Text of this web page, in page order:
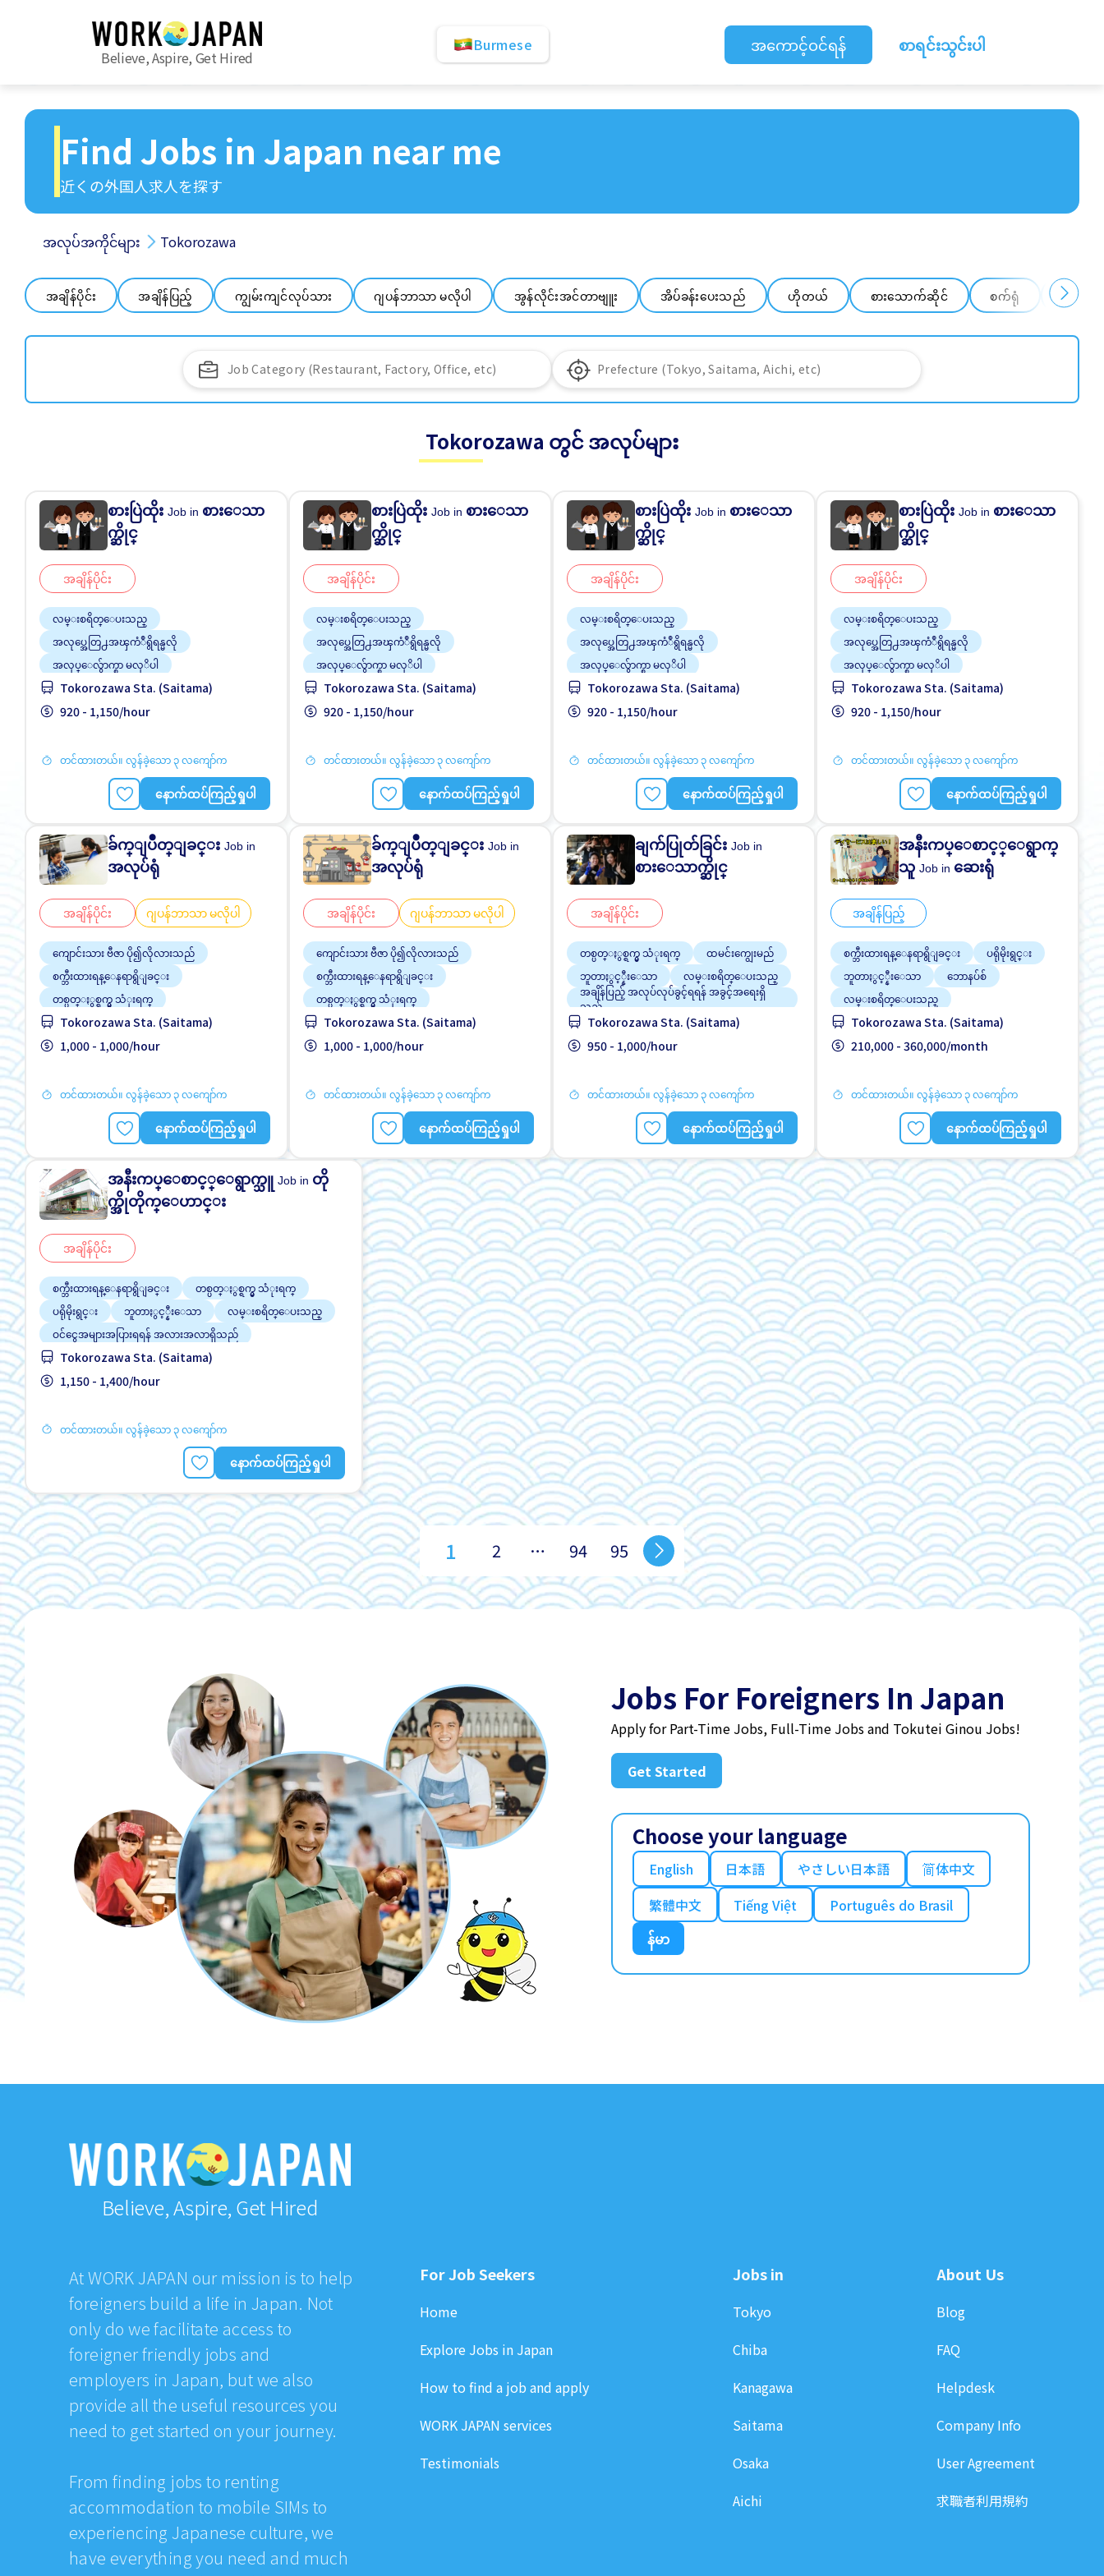
Believe, Aspire, Get Hired
Burmese အကောင့်ဝင်ရန် စာရင်းသွင်းပါ
Find Jobs in Japan near me
近くの外国人求人を探す
အလုပ်အကိုင်များ Tokorozawa
အချိန်ပိုင်း အချိန်ပြည့် ကျွမ်းကျင်လုပ်သား ဂျပန်ဘာသာ မလိုပါ အွန်လိုင်းအင်တာဗျူး အိပ်ခန်းပေးသည် ဟိုတယ် စားသောက်ဆိုင် စက်ရုံ ဂိုဒေါင်
Tokorozawa တွင် အလုပ်များ
စားပြဲထိုးJob in စားေသာ
က္ဆိုင္
အချိန်ပိုင်း
လမ္းစရိတ္ေပးသည္
အလုပ္အေတြ႕အၾကံဳရွိရန္မလို
အလုပ္ေလွ်ာက္စာ မလုိပါ
အခ်ိန္ပိုနည္းေသာ
ျမွင့္တင္သည္
Tokorozawa Sta. (Saitama)
920 - 1,150/hour
တင်ထားတယ်။ လွန်ခဲ့သော ၃ လကျော်က
နောက်ထပ်ကြည့်ရှုပါ
စားပြဲထိုးJob in စားေသာ
က္ဆိုင္
အချိန်ပိုင်း
လမ္းစရိတ္ေပးသည္
အလုပ္အေတြ႕အၾကံဳရွိရန္မလို
အလုပ္ေလွ်ာက္စာ မလုိပါ
အခ်ိန္ပိုနည္းေသာ
ျမွင့္တင္သည္
Tokorozawa Sta. (Saitama)
920 - 1,150/hour
တင်ထားတယ်။ လွန်ခဲ့သော ၃ လကျော်က
နောက်ထပ်ကြည့်ရှုပါ
စားပြဲထိုးJob in စားေသာ
က္ဆိုင္
အချိန်ပိုင်း
လမ္းစရိတ္ေပးသည္
အလုပ္အေတြ႕အၾကံဳရွိရန္မလို
အလုပ္ေလွ်ာက္စာ မလုိပါ
အခ်ိန္ပိုနည္းေသာ
ျမွင့္တင္သည္
Tokorozawa Sta. (Saitama)
920 - 1,150/hour
တင်ထားတယ်။ လွန်ခဲ့သော ၃ လကျော်က
နောက်ထပ်ကြည့်ရှုပါ
စားပြဲထိုးJob in စားေသာ
က္ဆိုင္
အချိန်ပိုင်း
လမ္းစရိတ္ေပးသည္
အလုပ္အေတြ႕အၾကံဳရွိရန္မလို
အလုပ္ေလွ်ာက္စာ မလုိပါ
အခ်ိန္ပိုနည္းေသာ
ျမွင့္တင္သည္
Tokorozawa Sta. (Saitama)
920 - 1,150/hour
တင်ထားတယ်။ လွန်ခဲ့သော ၃ လကျော်က
နောက်ထပ်ကြည့်ရှုပါ
ခ်က္ျပဳတ္ျခင္းJob in
အလုပ်ရုံ
အချိန်ပိုင်း ဂျပန်ဘာသာ မလိုပါ
ကျောင်းသား ဗီဇာ ပို၍လိုလားသည်
စက္ဘီးထားရန္ေနရာရွိျခင္း
တစ္ပတ္ႏွစ္ရက္မွ သံုးရက္
ဂ်ပန္စာမတတ္လည္းအဆင္ေျပသည္
Tokorozawa Sta. (Saitama)
1,000 - 1,000/hour
တင်ထားတယ်။ လွန်ခဲ့သော ၃ လကျော်က
နောက်ထပ်ကြည့်ရှုပါ
ခ်က္ျပဳတ္ျခင္းJob in
အလုပ်ရုံ
အချိန်ပိုင်း ဂျပန်ဘာသာ မလိုပါ
ကျောင်းသား ဗီဇာ ပို၍လိုလားသည်
စက္ဘီးထားရန္ေနရာရွိျခင္း
တစ္ပတ္ႏွစ္ရက္မွ သံုးရက္
ဂ်ပန္စာမတတ္လည္းအဆင္ေျပသည္
Tokorozawa Sta. (Saitama)
1,000 - 1,000/hour
တင်ထားတယ်။ လွန်ခဲ့သော ၃ လကျော်က
နောက်ထပ်ကြည့်ရှုပါ
ချက်ပြုတ်ခြင်းJob in
စားေသာက္ဆိုင္
အချိန်ပိုင်း
တစ္ပတ္ႏွစ္ရက္မွ သံုးရက္
ထမင်းကျွေးမည်
ဘူတာႏွင့္နီးေသာ
လမ္းစရိတ္ေပးသည္
အချိန်ပြည့် အလုပ်လုပ်ခွင့်ရရန် အခွင့်အရေးရှိ
သည်
အလုပ္အေတြ႕အၾကံဳရွိရန္မလို
Tokorozawa Sta. (Saitama)
950 - 1,000/hour
တင်ထားတယ်။ လွန်ခဲ့သော ၃ လကျော်က
နောက်ထပ်ကြည့်ရှုပါ
အနီးကပ္ေစာင့္ေရွာက္
သူJob in ဆေးရုံ
အချိန်ပြည့်
စက္ဘီးထားရန္ေနရာရွိျခင္း
ပရိုမိုးရွင္း
ဘူတာႏွင့္နီးေသာ
ဘောနပ်စ်
လမ္းစရိတ္ေပးသည္
ဝင်ငွေအများအပြားရရန် အလားအလာရှိသည်
သည်
အမျိုးသား ပို၍လိုလားသည်
Tokorozawa Sta. (Saitama)
210,000 - 360,000/month
တင်ထားတယ်။ လွန်ခဲ့သော ၃ လကျော်က
နောက်ထပ်ကြည့်ရှုပါ
အနီးကပ္ေစာင့္ေရွာက္သူJob in တို
က္အိုတိုက္ေဟာင္း
အချိန်ပိုင်း
စက္ဘီးထားရန္ေနရာရွိျခင္း
တစ္ပတ္ႏွစ္ရက္မွ သံုးရက္
ပရိုမိုးရွင္း
ဘူတာႏွင့္နီးေသာ
လမ္းစရိတ္ေပးသည္
ဝင်ငွေအများအပြားရရန် အလားအလာရှိသည်
အချိန်ပြည့် အလုပ်လုပ်ခွင့်ရရန် အခွင့်အရေးရှိသည်
အမျိုးသမီး ပို၍လိုလားသည်
Tokorozawa Sta. (Saitama)
1,150 - 1,400/hour
တင်ထားတယ်။ လွန်ခဲ့သော ၃ လကျော်က
နောက်ထပ်ကြည့်ရှုပါ
1 2 … 94 95
Jobs For Foreigners In Japan
Apply for Part-Time Jobs, Full-Time Jobs and Tokutei Ginou Jobs!
Get Started
Choose your language
English 日本語 やさしい日本語
简体中文
繁體中文
Tiếng Việt
Português do Brasil
န်မာ
Believe, Aspire, Get Hired
At WORK JAPAN our mission is to help
foreigners build a life in Japan. Not
only do we facilitate access to
foreigner friendly jobs and
employers in Japan, but we also
provide all the useful resources you
need to get started on your journey.
From finding jobs to renting
accommodation to mobile SIMs to
experiencing Japanese culture, we
have everything you need and much
For Job Seekers
Home
Explore Jobs in Japan
How to find a job and apply
WORK JAPAN services
Testimonials
Jobs in
Tokyo
Chiba
Kanagawa
Saitama
Osaka
Aichi
About Us
Blog
FAQ
Helpdesk
Company Info
User Agreement
求職者利用規約